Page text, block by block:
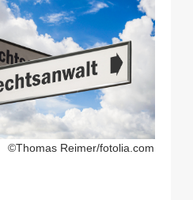
©Thomas Reimer/fotolia.com